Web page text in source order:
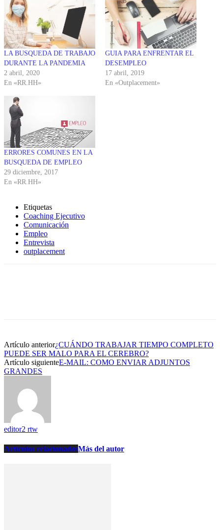
LA BUSQUEDA DE TRABAJO
DURANTE LA PANDEMIA
2 abril, 2020
En «RR.HH»
GUIA PARA ENFRENTAR EL
DESEMPLEO
17 abril, 2019
En «Outplacement»
ERRORES COMUNES EN LA
BUSQUEDA DE EMPLEO
29 diciembre, 2017
En «RR.HH»
Etiquetas
Coaching Ejecutivo
Comunicación
Empleo
Entrevista
outplacement
Artículo anterior¿CUÁNDO TRABAJAR TIEMPO COMPLETO
PUEDE SER MALO PARA EL CEREBRO?
Artículo siguienteE-MAIL: COMO ENVIAR ADJUNTOS
GRANDES
editor2 rtw
Artículos relacionadosMás del autor